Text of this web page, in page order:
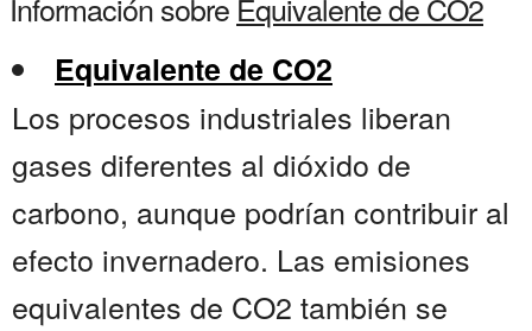
Equivalente de CO2
Los procesos industriales liberan
gases diferentes al dióxido de
carbono, aunque podrían contribuir al
efecto invernadero. Las emisiones
equivalentes de CO2 también se